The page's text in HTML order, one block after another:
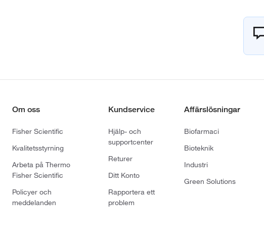
Om oss
Fisher Scientific
Kvalitetsstyrning
Arbeta på Thermo
Fisher Scientific
Policyer och
meddelanden
Kundservice
Hjälp- och
supportcenter
Returer
Ditt Konto
Rapportera ett
problem
Affärslösningar
Biofarmaci
Bioteknik
Industri
Green Solutions